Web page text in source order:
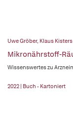
Uwe Gröber, Klaus Kisters
Mikronährstoff-
Wissenswertes zu
2022 | Buch - Kartoniert